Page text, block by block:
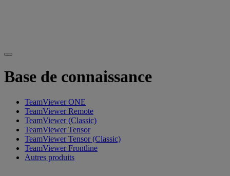
Base de connaissance
TeamViewer ONE
TeamViewer Remote
TeamViewer (Classic)
TeamViewer Tensor
TeamViewer Tensor (Classic)
TeamViewer Frontline
Autres produits